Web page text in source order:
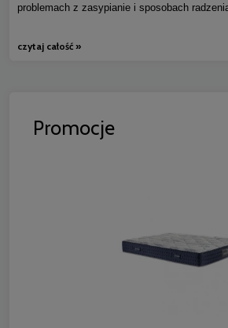
problemach z zasypianie i sposobach
czytaj całość »
Promocje